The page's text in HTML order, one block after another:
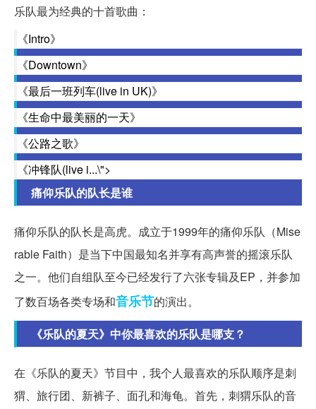
乐队最为经典的十首歌曲：
《Intro》
《Downtown》
《最后一班列车(live in UK)》
《生命中最美丽的一天》
《公路之歌》
《冲锋队(live i...\">
痛仰乐队的队长是谁
痛仰乐队的队长是高虎。成立于1999年的痛仰乐队（Mise
rable Faith）是当下中国最知名并享有高声誉的摇滚乐队
之一。他们自组队至今已经发行了六张专辑及EP，并参加
了数百场各类专场和音乐节的演出。
《乐队的夏天》中你最喜欢的乐队是哪支？
在《乐队的夏天》节目中，我个人最喜欢的乐队顺序是刺
猬、旅行团、新裤子、面孔和海龟。首先，刺猬乐队的音